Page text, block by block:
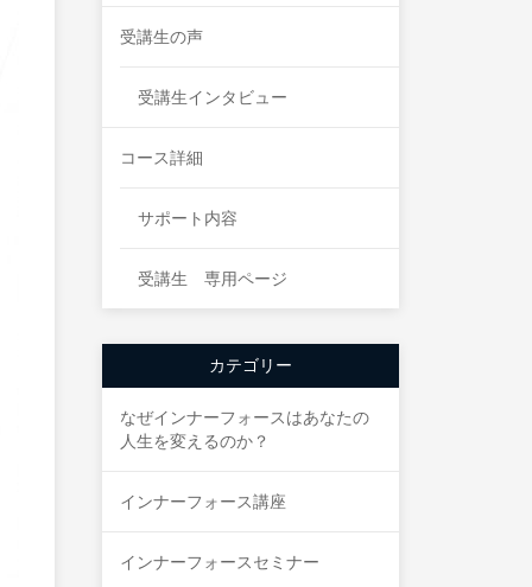
受講生の声
受講生インタビュー
コース詳細
サポート内容
受講生 専用ページ
カテゴリー
なぜインナーフォースはあなたの
人生を変えるのか？
インナーフォース講座
インナーフォースセミナー